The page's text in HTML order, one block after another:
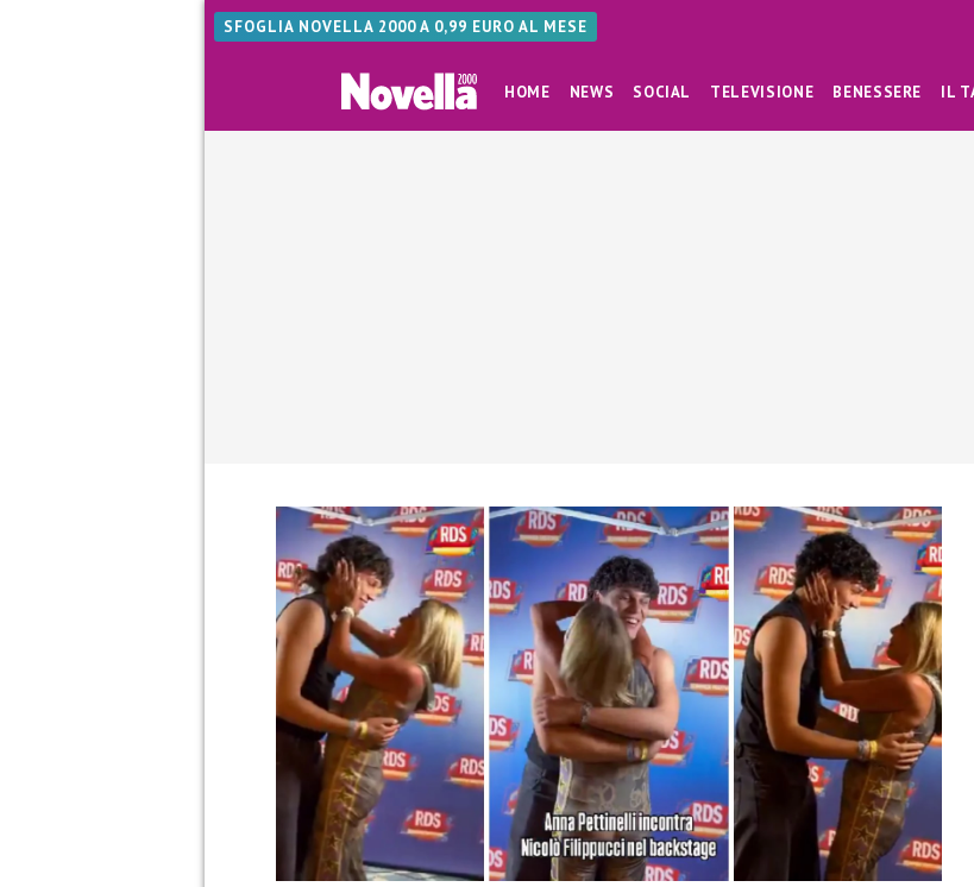
SFOGLIA NOVELLA 2000 A 0,99 EURO AL MESE
HOME NEWS SOCIAL TELEVISIONE BENESSERE IL